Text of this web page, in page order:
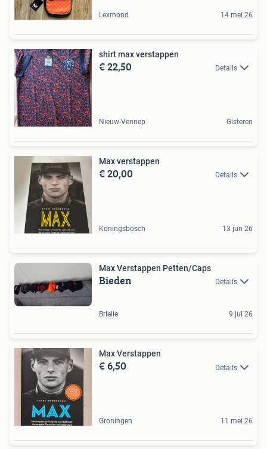
Lexmond 14 mei 26
shirt max verstappen
€ 22,50 Details
Nieuw-Vennep Gisteren
Max verstappen
€ 20,00 Details
Koningsbosch 13 jun 26
Max Verstappen Petten/Caps
Bieden Details
Brielle 9 jul 26
Max Verstappen
€ 6,50 Details
Groningen 11 mei 26